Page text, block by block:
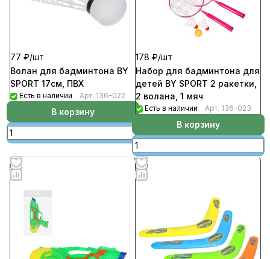
77 ₽/шт
Волан для бадминтона BY
SPORT 17см, ПВХ
Есть в наличии Арт. 136-022
В корзину
178 ₽/шт
Набор для бадминтона для
детей BY SPORT 2 ракетки,
2 волана, 1 мяч
Есть в наличии Арт. 136-023
В корзину